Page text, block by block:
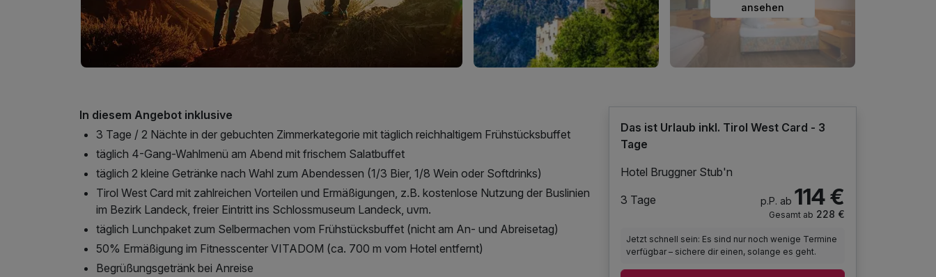
ansehen
In diesem Angebot inklusive
3 Tage / 2 Nächte in der gebuchten Zimmerkategorie mit täglich reichhaltigem Frühstücksbuffet
täglich 4-Gang-Wahlmenü am Abend mit frischem Salatbuffet
täglich 2 kleine Getränke nach Wahl zum Abendessen (1/3 Bier, 1/8 Wein oder Softdrinks)
Tirol West Card mit zahlreichen Vorteilen und Ermäßigungen, z.B. kostenlose Nutzung der Buslinien
im Bezirk Landeck, freier Eintritt ins Schlossmuseum Landeck, uvm.
täglich Lunchpaket zum Selbermachen vom Frühstücksbuffet (nicht am An- und Abreisetag)
50% Ermäßigung im Fitnesscenter VITADOM (ca. 700 m vom Hotel entfernt)
Begrüßungsgetränk bei Anreise
Das ist Urlaub inkl. Tirol West Card - 3
Tage
Hotel Bruggner Stub'n
3 Tage
p.P. ab 114 €
Gesamt ab 228 €
Jetzt schnell sein: Es sind nur noch wenige Termine
verfügbar – sichere dir einen, solange es geht.